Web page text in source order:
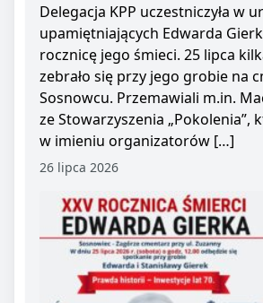
Delegacja KPP uczestniczyła w
upamiętniających Edwarda
rocznicę jego śmieci. 25 lipca
zebrało się przy jego grobie na
Sosnowcu. Przemawiali m.in.
ze Stowarzyszenia „Pokolenia”,
w imieniu organizatorów […]
26 lipca 2026